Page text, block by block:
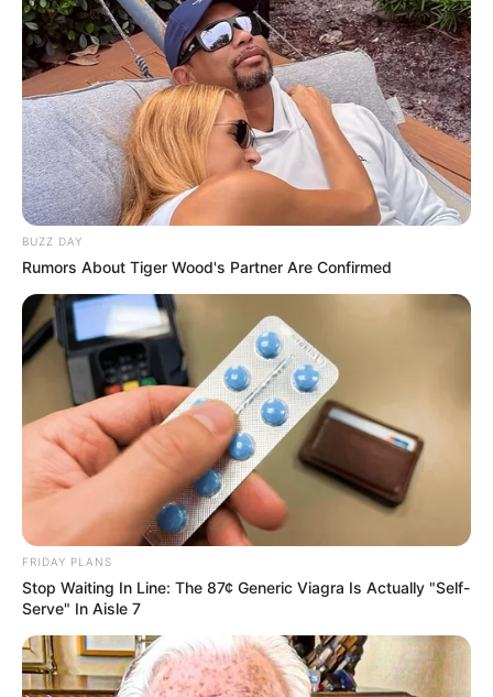
ΒΟΗΘΕΙΣΤΕ ΜΑΣ ΚΑΝΟΝΤΑΣ ΜΙΑ
ΔΩΡΕΑ..ΠΑΤΗΣΤΕ ΤΟ ΚΟΥΜΠΙ “DONATE”
ΠΑΡΑΚΑΤΩ(απλά εδώ να τονίσω ότι για να
προχωρήσει η διαδικασία με το DONATE, ΔΕΝ
πρέπει να τσεκάρετε το κουτί που σας ζητάει να
διατηρήσει τα στοιχεία σας)…ΕΑΝ ΚΑΠΟΙΟΙ ΔΕΝ
ΘΕΛΕΤΕ ΝΑ ΔΩΣΕΤΕ ΣΤΟΙΧΕΙΑ ΤΗΣ ΚΑΡΤΑΣ
ΣΑΣ ΣΤΟ ΔΙΑΔΙΚΤΥΟ, Η ΑΠΛΑ ΔΕΝ ΤΑ
ΚΑΤΑΦΕΡΝΕΤΕ ΜΕ ΑΥΤΑ, ΜΠΟΡΕΙΤΕ ΝΑ ΜΟΥ
ΚΑΤΑΘΕΣΕΤΕ ΣΕ ΛΟΓΑΡΙΑΣΜΟ ΣΤΗΝ ΕΘΝΙΚΗ
(ΣΤΟ ΟΝΟΜΑ ΕΥΤΥΧΙΑ ΝΙΚΑ) ΓΡΑΦΟΝΤΑΣ ΩΣ
ΔΙΚΑΙΟΛΟΓΙΑ “ΔΩΡΕΑ” ΚΑΙ ΑΝ ΘΕΛΕΤΕ ΚΑΙ ΤΟ
ΟΝΟΜΑ ΣΑΣ ΓΙΑ ΝΑ ΜΠΟΡΩ ΝΑ ΞΕΡΩ ΠΟΙΟΙ ΜΕ
ΒΟΗΘΑΤΕ
ΥΠΟΣΤΗΡΙΞΤΕ ΤΟΝ ΑΓΩΝΑ ΜΑΣ
Επισκεφτείτετο κανάλι μου στο youtubeαν
ψάχνετε πραγματικά να βρείτε την αλήθεια… Η
Ενημέρωση που δεν θα ακούσετε ποτέ από τα
BUZZ DAY
Rumors About Tiger Wood's Partner Are Confirmed
FRIDAY PLANS
Stop Waiting In Line: The 87¢ Generic Viagra Is Actually "Self-
Serve" In Aisle 7